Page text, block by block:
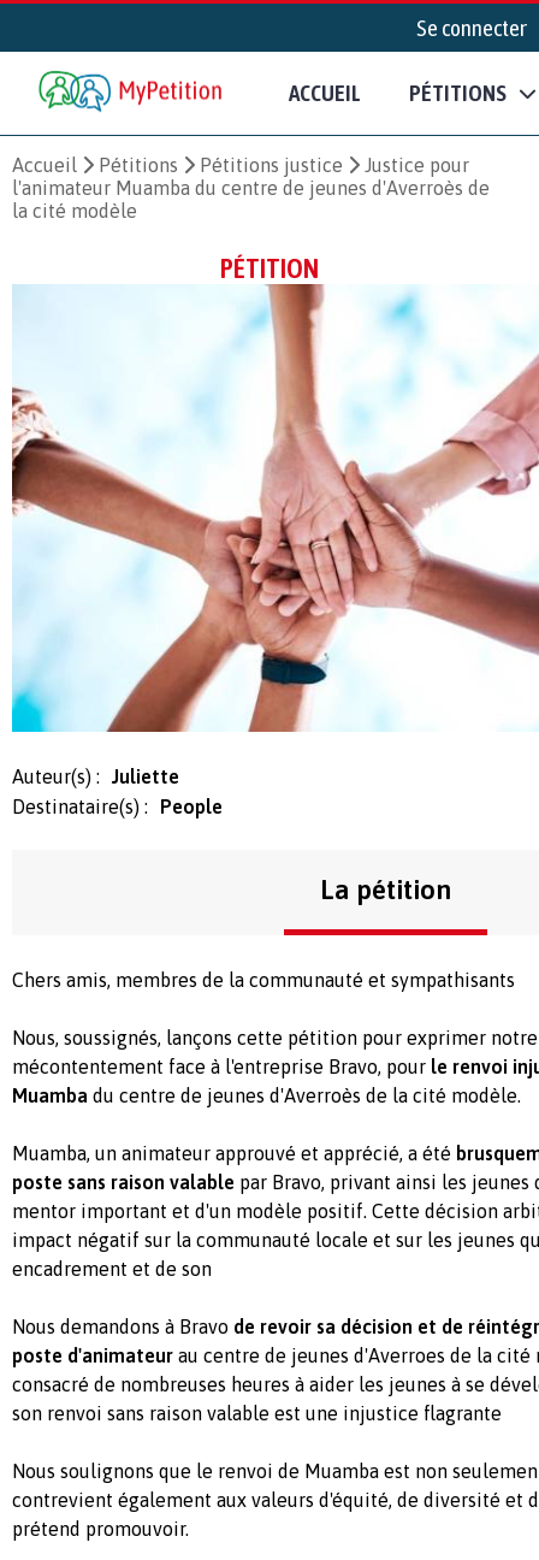
Se connecter
ACCUEIL PÉTITIONS
Accueil Pétitions Pétitions justice
Justice pour
l'animateur Muamba du centre de jeunes d'Averroès de
la cité modèle
PÉTITION
Auteur(s) :
Juliette
Destinataire(s) :
People
La pétition
Chers amis, membres de la communauté et sympathisants
Nous, soussignés, lançons cette pétition pour exprimer
mécontentement face à l'entreprise Bravo, pour le renvoi
Muamba du centre de jeunes d'Averroès de la cité modèle.
Muamba, un animateur approuvé et apprécié, a été
poste sans raison valable par Bravo, privant ainsi les
mentor important et d'un modèle positif. Cette décision
impact négatif sur la communauté locale et sur les jeunes
encadrement et de son
Nous demandons à Bravo de revoir sa décision et de
poste d'animateur au centre de jeunes d'Averroes de la cité
consacré de nombreuses heures à aider les jeunes à se
son renvoi sans raison valable est une injustice flagrante
Nous soulignons que le renvoi de Muamba est non
contrevient également aux valeurs d'équité, de diversité et
prétend promouvoir.